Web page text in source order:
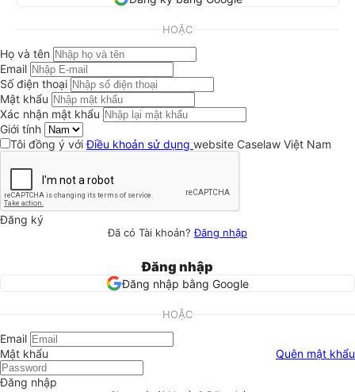
HOẶC
Họ và tên
Email
Số điện thoại
Mật khẩu
Xác nhận mật khẩu
Giới tính
Tôi đồng ý vớiĐiều khoản sử dụng website Caselaw Việt Nam
Đăng ký
Đã có Tài khoản?Đăng nhập
Đăng nhập
Đăng nhập bằng Google
HOẶC
Email
Mật khẩu
Quên mật khẩu
Đăng nhập